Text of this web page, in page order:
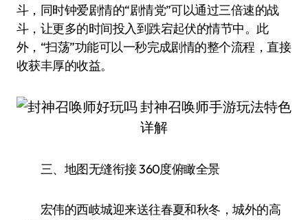
斗，同时钟爱剧情的“剧情党”可以通过三倍速的战
斗，让更多的时间投入到跌宕起伏的情节中。此
外，“扫荡”功能可以一秒完成剧情的整个流程，直接
收获丰厚的收益。
三、地图无缝衔接 360度俯瞰全景
宏伟的西岐城迎来送往春夏和秋冬，城外的高